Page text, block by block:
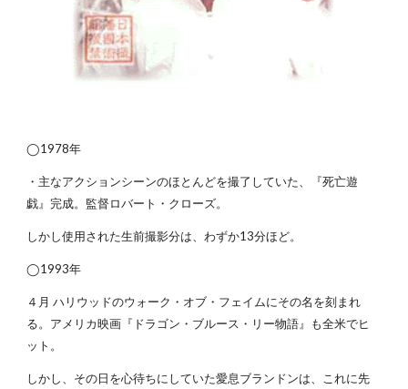
◯1978年
・主なアクションシーンのほとんどを撮了していた、『死亡遊
戯』完成。監督ロバート・クローズ。
しかし使用された生前撮影分は、わずか13分ほど。
◯1993年
４月 ハリウッドのウォーク・オブ・フェイムにその名を刻まれ
る。アメリカ映画『ドラゴン・ブルース・リー物語』も全米でヒ
ット。
しかし、その日を心待ちにしていた愛息ブランドンは、これに先